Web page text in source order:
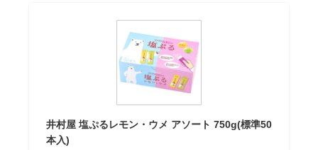
井村屋 塩ぷるレモン・ウメ アソート 750g(標準50
本入)